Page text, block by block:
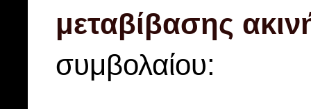
μεταβίβασης
συμβολαίου: